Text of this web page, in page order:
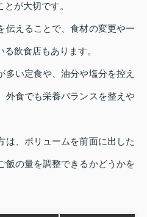
が大切です。
伝えることで、食材の変更や一
飲食店もあります。
い定食や、油分や塩分を控え
外食でも栄養バランスを整えや
は、ボリュームを前面に出した
飯の量を調整できるかどうかを